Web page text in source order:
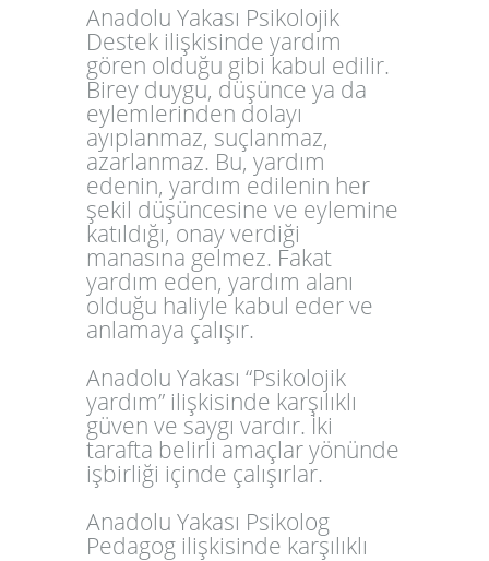
Anadolu Yakası Psikolojik
Destek ilişkisinde yardım
gören olduğu gibi kabul edilir.
Birey duygu, düşünce ya da
eylemlerinden dolayı
ayıplanmaz, suçlanmaz,
azarlanmaz. Bu, yardım
edenin, yardım edilenin her
şekil düşüncesine ve eylemine
katıldığı, onay verdiği
manasına gelmez. Fakat
yardım eden, yardım alanı
olduğu haliyle kabul eder ve
anlamaya çalışır.
Anadolu Yakası “Psikolojik
yardım” ilişkisinde karşılıklı
güven ve saygı vardır. İki
tarafta belirli amaçlar yönünde
işbirliği içinde çalışırlar.
Anadolu Yakası Psikolog
Pedagog ilişkisinde karşılıklı